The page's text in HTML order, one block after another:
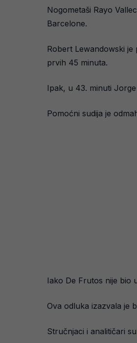
Nogometaši Rayo
Barcelone.
Robert Lewandowski
prvih 45 minuta.
Ipak, u 43. minuti
Pomoćni sudija je
Iako De Frutos nije bio
Ova odluka izazvala je
Stručnjaci i analitičari